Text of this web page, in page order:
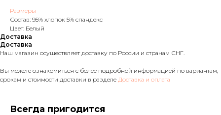
Размеры
Состав: 95% хлопок 5% спандекс
Цвет: Белый
Доставка
Доставка
Наш магазин осуществляет доставку по России и странам СНГ.
Вы можете ознакомиться с более подробной информацией по вариантам,
срокам и стоимости доставки в разделе Доставка и оплата
Всегда пригодится